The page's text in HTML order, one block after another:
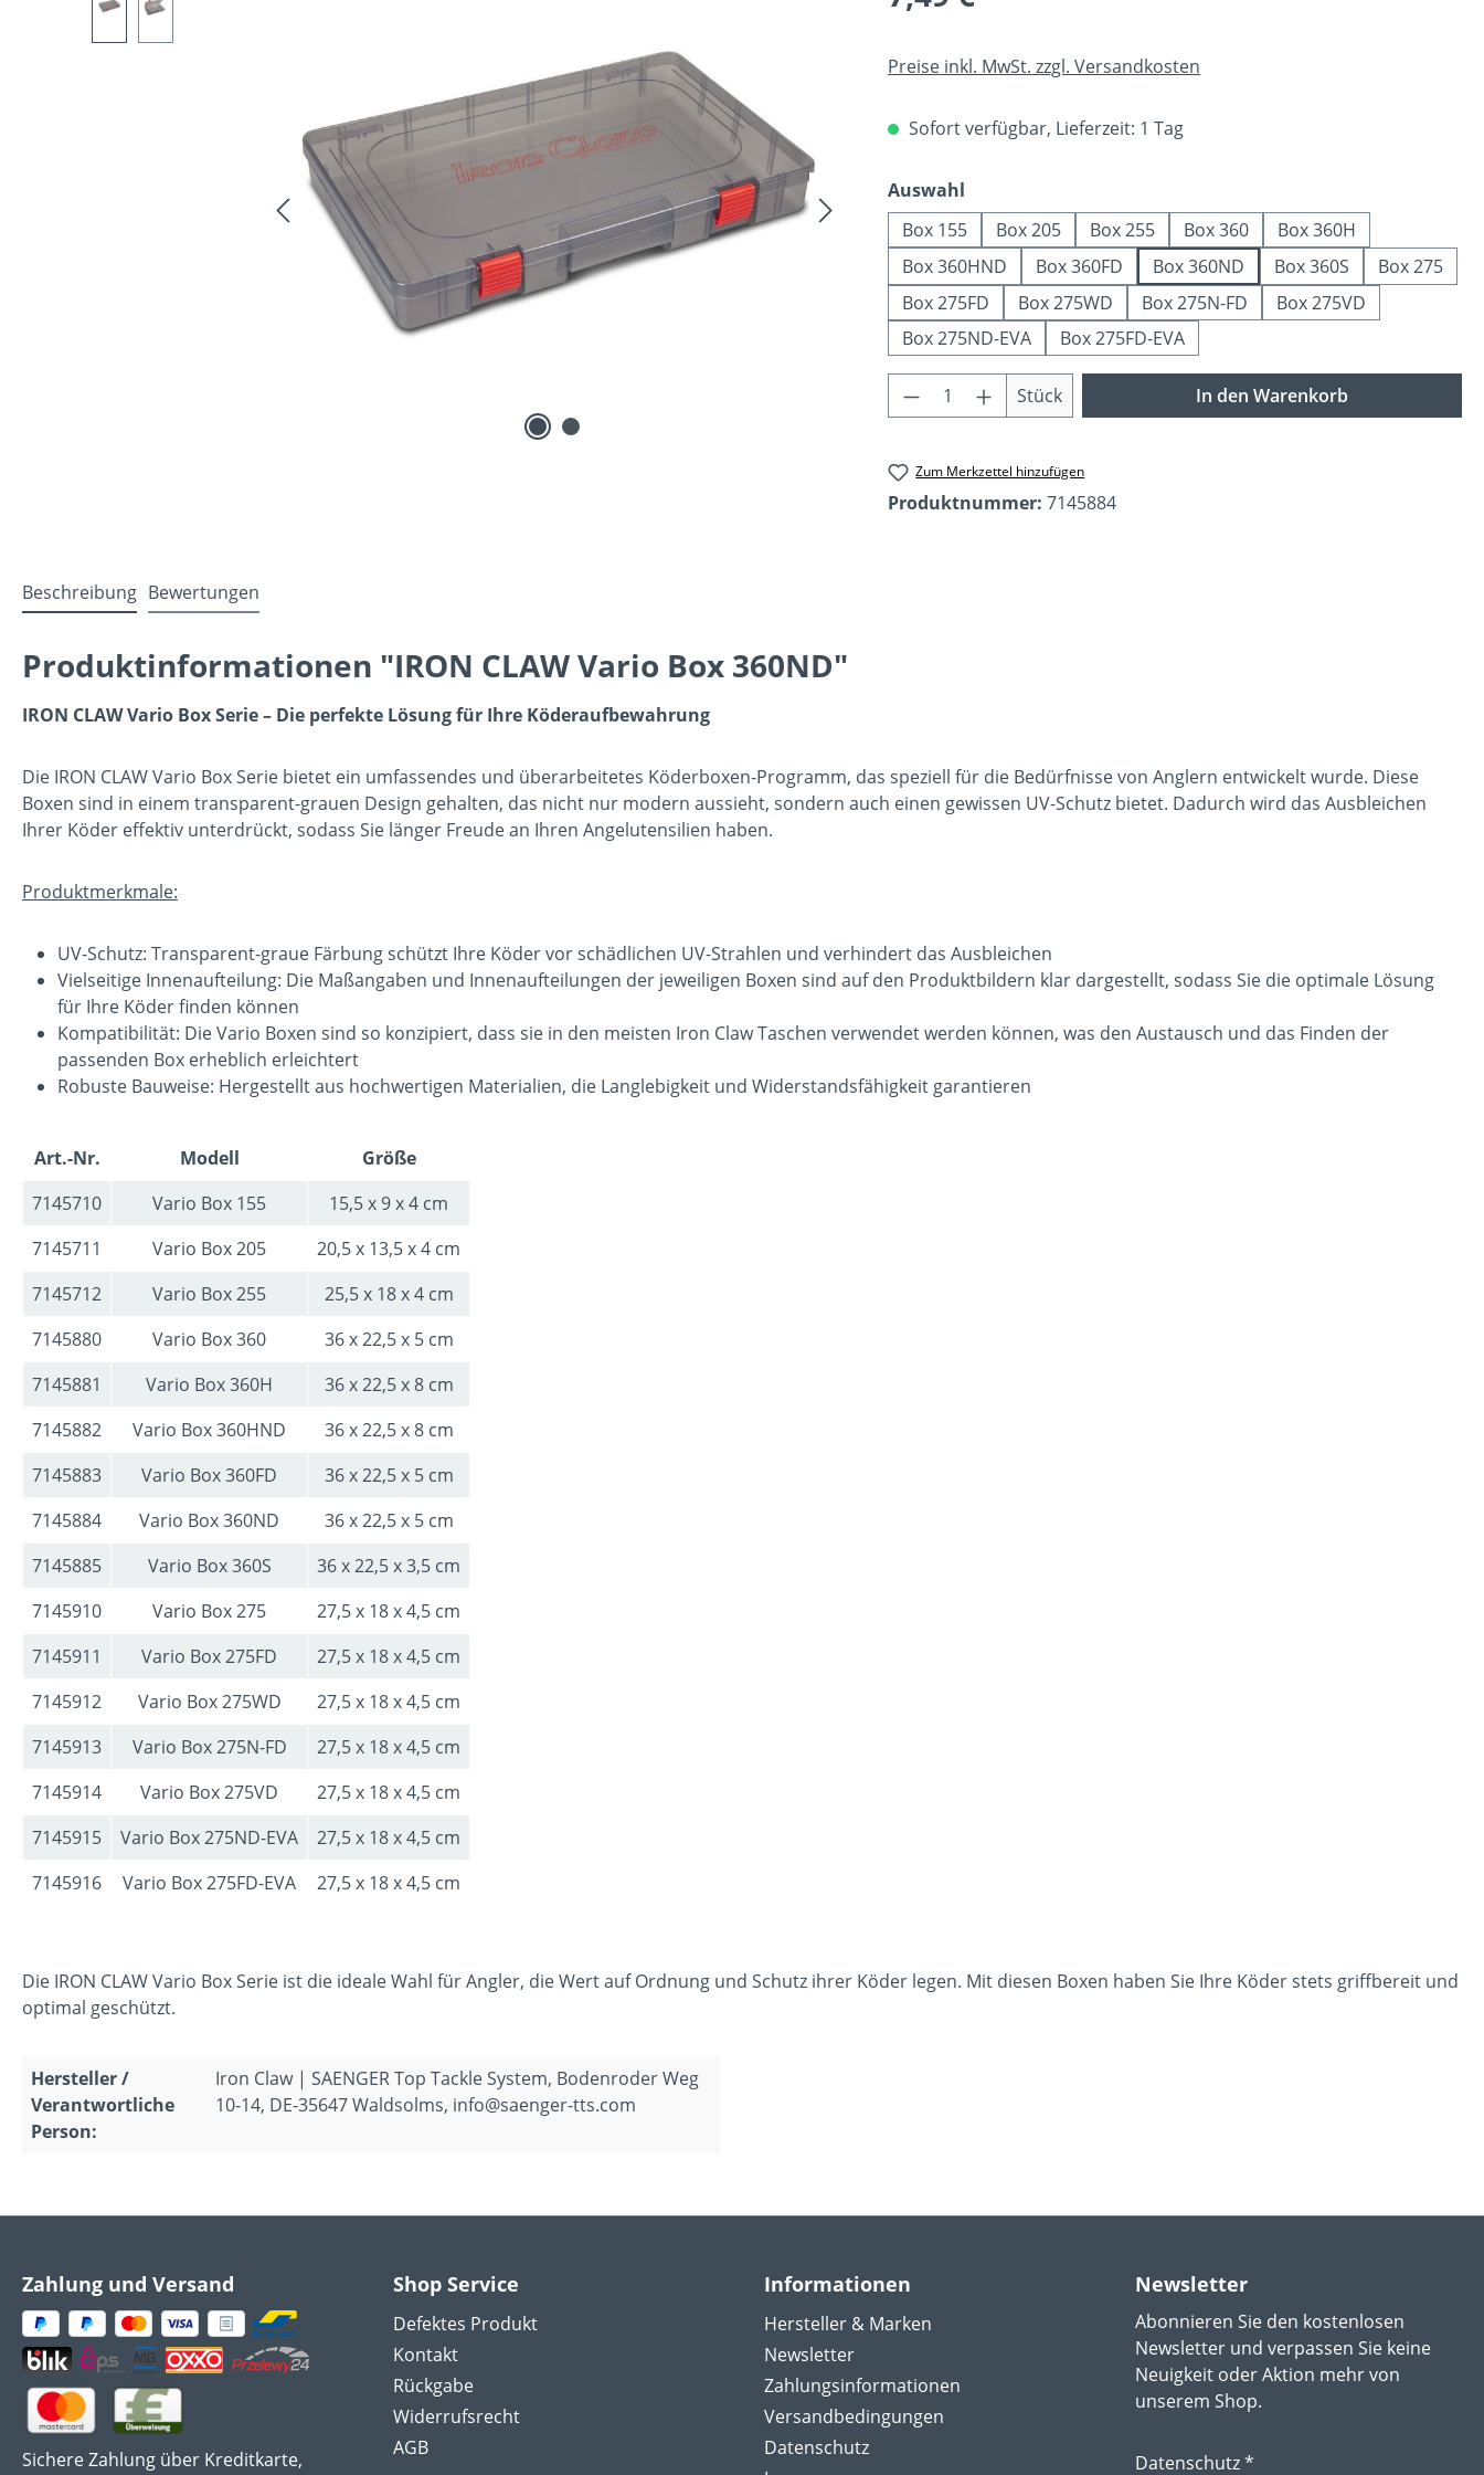
Preise inkl. MwSt. zzgl. Versandkosten
Sofort verfügbar, Lieferzeit: 1 Tag
Auswahl
Box 155
Box 205 Box 255 Box 360
Box 360H
Box 360HND
Box 360FD Box 360ND Box 360S
Box 275
Box 275FD
Box 275WD Box 275N-FD
Box 275VD
Box 275ND-EVA
Box 275FD-EVA
Produkt Anzahl: Gib den gewünschten Wert
Stück In den Warenkorb
Zum Merkzettel hinzufügen
Produktnummer: 7145884
Beschreibung Bewertungen
Produktinformationen "IRON CLAW Vario Box 360ND"
IRON CLAW Vario Box Serie – Die perfekte Lösung für Ihre Köderaufbewahrung
Die IRON CLAW Vario Box Serie bietet ein umfassendes und überarbeitetes Köderboxen-Programm, das speziell für die Bedürfnisse von Anglern entwickelt wurde. Diese
Boxen sind in einem transparent-grauen Design gehalten, das nicht nur modern aussieht, sondern auch einen gewissen UV-Schutz bietet. Dadurch wird das Ausbleichen
Ihrer Köder effektiv unterdrückt, sodass Sie länger Freude an Ihren Angelutensilien haben.
Produktmerkmale:
UV-Schutz: Transparent-graue Färbung schützt Ihre Köder vor schädlichen UV-Strahlen und verhindert das Ausbleichen
Vielseitige Innenaufteilung: Die Maßangaben und Innenaufteilungen der jeweiligen Boxen sind auf den Produktbildern klar dargestellt, sodass Sie die optimale Lösung
für Ihre Köder finden können
Kompatibilität: Die Vario Boxen sind so konzipiert, dass sie in den meisten Iron Claw Taschen verwendet werden können, was den Austausch und das Finden der
passenden Box erheblich erleichtert
Robuste Bauweise: Hergestellt aus hochwertigen Materialien, die Langlebigkeit und Widerstandsfähigkeit garantieren
Art.-Nr. Modell
Größe
7145710
Vario Box 155
15,5 x 9 x 4 cm
7145711
Vario Box 205
20,5 x 13,5 x 4 cm
7145712
Vario Box 255
25,5 x 18 x 4 cm
7145880
Vario Box 360
36 x 22,5 x 5 cm
7145881
Vario Box 360H
36 x 22,5 x 8 cm
7145882
Vario Box 360HND
36 x 22,5 x 8 cm
7145883
Vario Box 360FD
36 x 22,5 x 5 cm
7145884
Vario Box 360ND
36 x 22,5 x 5 cm
7145885
Vario Box 360S
36 x 22,5 x 3,5 cm
7145910
Vario Box 275
27,5 x 18 x 4,5 cm
7145911
Vario Box 275FD
27,5 x 18 x 4,5 cm
7145912
Vario Box 275WD
27,5 x 18 x 4,5 cm
7145913
Vario Box 275N-FD
27,5 x 18 x 4,5 cm
7145914
Vario Box 275VD
27,5 x 18 x 4,5 cm
7145915
Vario Box 275ND-EVA
27,5 x 18 x 4,5 cm
7145916
Vario Box 275FD-EVA 27,5 x 18 x 4,5 cm
Die IRON CLAW Vario Box Serie ist die ideale Wahl für Angler, die Wert auf Ordnung und Schutz ihrer Köder legen. Mit diesen Boxen haben Sie Ihre Köder stets griffbereit und
optimal geschützt.
Hersteller /
Verantwortliche
Person:
Iron Claw | SAENGER Top Tackle System, Bodenroder Weg
10-14, DE-35647 Waldsolms, info@saenger-tts.com
Zahlung und Versand
Sichere Zahlung über Kreditkarte,
Shop Service
Defektes Produkt
Kontakt
Rückgabe
Widerrufsrecht
AGB
Informationen
Hersteller & Marken
Newsletter
Zahlungsinformationen
Versandbedingungen
Datenschutz
Newsletter
Abonnieren Sie den kostenlosen
Newsletter und verpassen Sie keine
Neuigkeit oder Aktion mehr von
unserem Shop.
Datenschutz *